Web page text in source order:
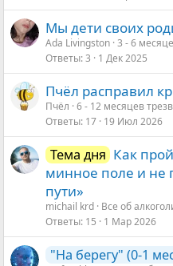
Мы дети своих
Ada Livingston 3 - 6
Ответы 3 1 Дек 2025
Пчёл расправил
Пчёл 6 - 12 месяцев
Ответы 17 19 Июл 2026
Тема дня Как
минное поле и не
пути»
michail krd Все об
Ответы 15 1 Мар 2026
"На берегу" (0-1